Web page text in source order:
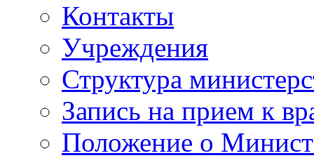
Контакты
Учреждения
Структура
Запись на прием к
Положение о